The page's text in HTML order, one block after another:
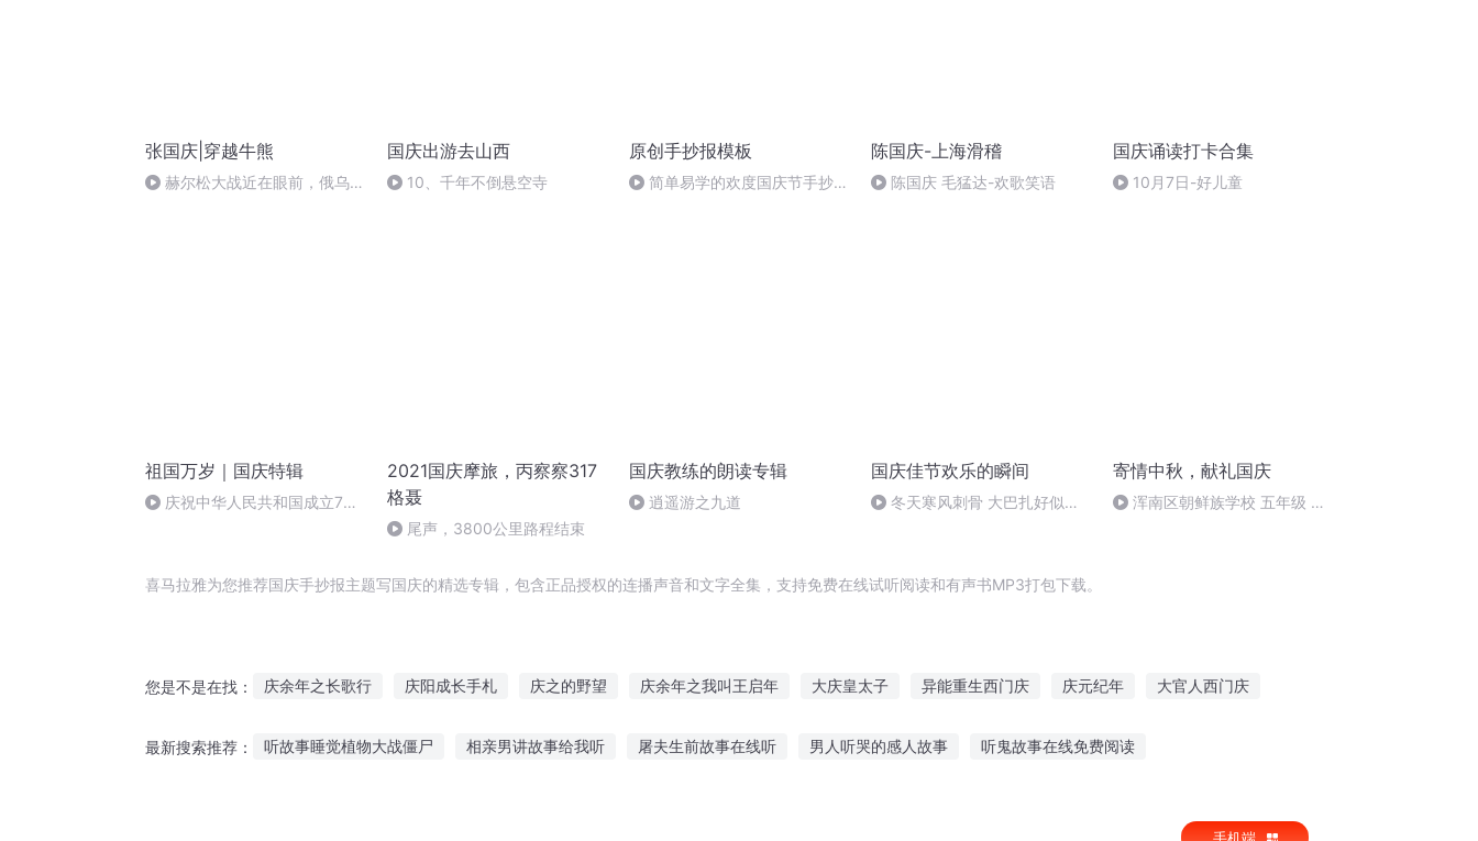
张国庆|穿越牛熊
赫尔松大战近在眼前，俄乌冲
国庆出游去山西
10、千年不倒悬空寺
原创手抄报模板
简单易学的欢度国庆节手抄报
陈国庆-上海滑稽
陈国庆 毛猛达-欢歌笑语
国庆诵读打卡合集
10月7日-好儿童
祖国万岁｜国庆特辑
庆祝中华人民共和国成立73
2021国庆摩旅，丙察察317
格聂
尾声，3800公里路程结束
国庆教练的朗读专辑
逍遥游之九道
国庆佳节欢乐的瞬间
冬天寒风刺骨 大巴扎好似温
寄情中秋，献礼国庆
浑南区朝鲜族学校 五年级 孙
喜马拉雅为您推荐国庆手抄报主题写国庆的精选专辑，包含正品授权的连播声音和文字全集，支持免费在线试听阅读和有声书MP3打包下载。
您是不是在找： 庆余年之长歌行 庆阳成长手札 庆之的野望 庆余年之我叫王启年 大庆皇太子 异能重生西门庆 庆元纪年 大官人西门庆
最新搜索推荐： 听故事睡觉植物大战僵尸 相亲男讲故事给我听 屠夫生前故事在线听 男人听哭的感人故事 听鬼故事在线免费阅读